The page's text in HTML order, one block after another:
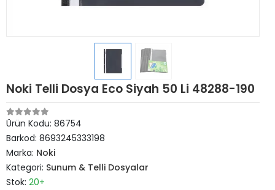
Noki Telli Dosya Eco Siyah 50 Li 48288-190
Ürün Kodu: 86754
Barkod: 8693245333198
Marka: Noki
Kategori: Sunum & Telli Dosyalar
Stok: 20+